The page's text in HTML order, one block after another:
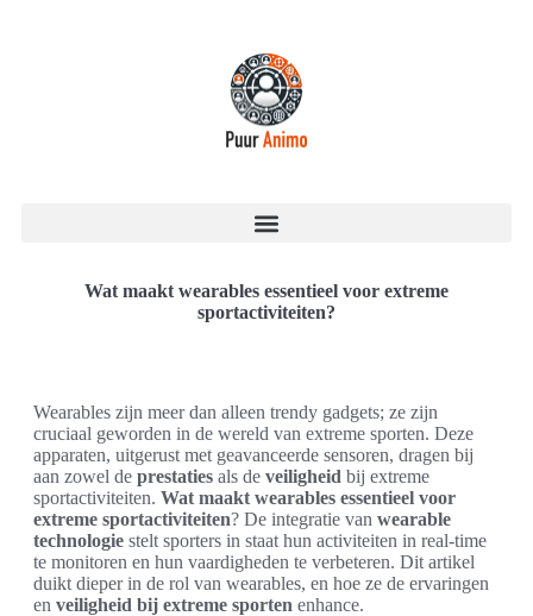
Wat maakt wearables essentieel voor extreme
sportactiviteiten?
Wearables zijn meer dan alleen trendy gadgets; ze zijn
cruciaal geworden in de wereld van extreme sporten. Deze
apparaten, uitgerust met geavanceerde sensoren, dragen bij
aan zowel de prestaties als de veiligheid bij extreme
sportactiviteiten. Wat maakt wearables essentieel voor
extreme sportactiviteiten? De integratie van wearable
technologie stelt sporters in staat hun activiteiten in real-time
te monitoren en hun vaardigheden te verbeteren. Dit artikel
duikt dieper in de rol van wearables, en hoe ze de ervaringen
en veiligheid bij extreme sporten enhance.